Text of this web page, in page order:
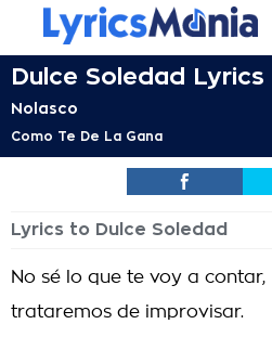
Dulce Soledad Lyrics
Nolasco
Como Te De La Gana
Lyrics to Dulce Soledad
No sé lo que te voy a contar,
trataremos de improvisar.